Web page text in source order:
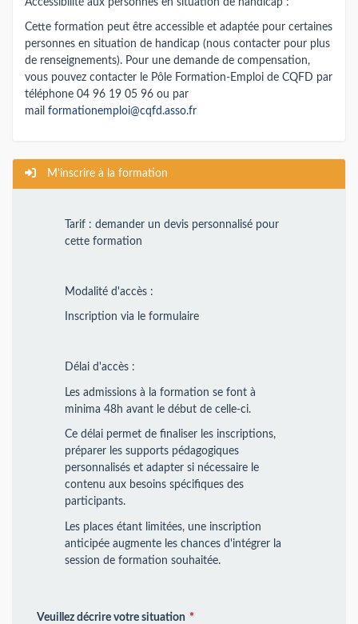
Cette formation peut être accessible et adaptée pour certaines
personnes en situation de handicap (nous contacter pour plus
de renseignements). Pour une demande de compensation,
vous pouvez contacter le Pôle Formation-Emploi de CQFD par
téléphone 04 96 19 05 96 ou par
mail formationemploi@cqfd.asso.fr
M'inscrire à la formation
Tarif : demander un devis personnalisé pour
cette formation
Modalité d'accès :
Inscription via le formulaire
Délai d'accès :
Les admissions à la formation se font à
minima 48h avant le début de celle-ci.
Ce délai permet de finaliser les inscriptions,
préparer les supports pédagogiques
personnalisés et adapter si nécessaire le
contenu aux besoins spécifiques des
participants.
Les places étant limitées, une inscription
anticipée augmente les chances d'intégrer la
session de formation souhaitée.
Veuillez décrire votre situation